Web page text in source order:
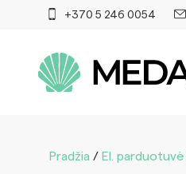
+370 5 246 0054
Pradžia / El. parduotuvė